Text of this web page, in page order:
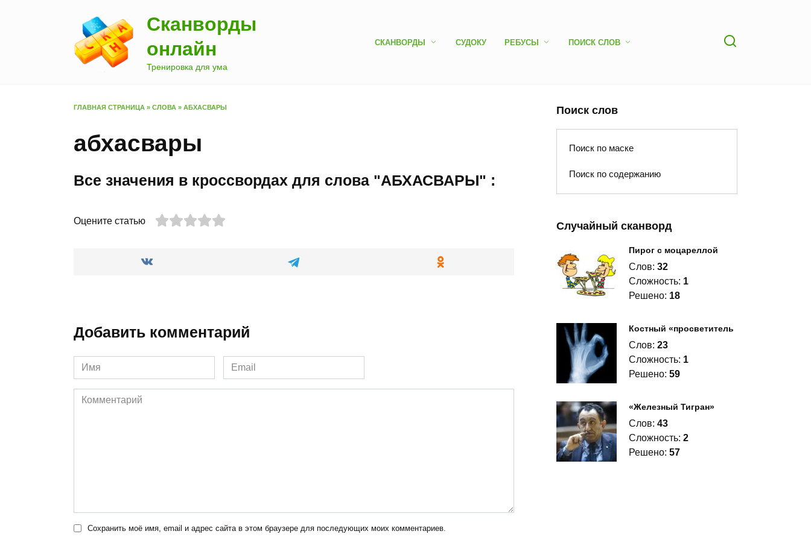
Сканворды
онлайн
Тренировка для ума
СКАНВОРДЫ СУДОКУ РЕБУСЫ ПОИСК СЛОВ
ГЛАВНАЯ СТРАНИЦА » СЛОВА » АБХАСВАРЫ
абхасвары
Все значения в кроссвордах для слова "АБХАСВАРЫ" :
Оцените статью
Добавить комментарий
Имя
*
Email
*
Комментарий
Сохранить моё имя, email и адрес сайта в этом браузере для последующих моих комментариев.
Поиск слов
Поиск по маске
Поиск по содержанию
Случайный сканворд
Пирог с моцареллой
Слов: 32
Сложность: 1
Решено: 18
Костный «просветитель
Слов: 23
Сложность: 1
Решено: 59
«Железный Тигран»
Слов: 43
Сложность: 2
Решено: 57